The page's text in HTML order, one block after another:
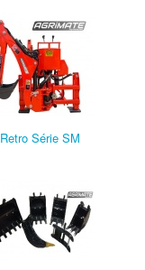
Retro Série SM